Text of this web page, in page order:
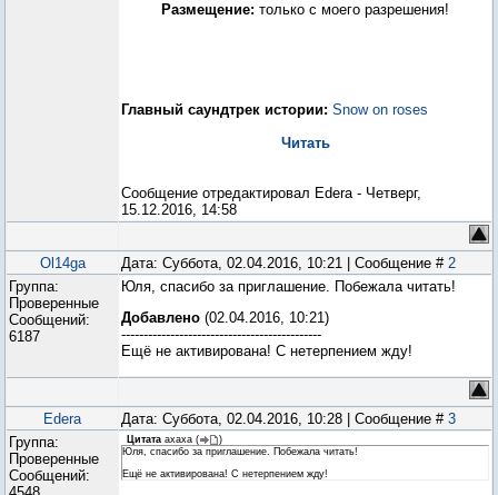
Размещение: только с моего разрешения!
Главный саундтрек истории: Snow on roses
Читать
Сообщение отредактировал Edera- Четверг,
15.12.2016, 14:58
Ol14ga Дата: Суббота, 02.04.2016, 10:21 | Сообщение # 2
Группа:
Проверенные
Сообщений:
6187
Юля, спасибо за приглашение. Побежала читать!
Добавлено (02.04.2016, 10:21)
---------------------------------------------
Ещё не активирована! С нетерпением жду!
Edera Дата: Суббота, 02.04.2016, 10:28 | Сообщение # 3
Группа:
Проверенные
Сообщений:
Цитата ахаха (
)
Юля, спасибо за приглашение. Побежала читать!
Ещё не активирована! С нетерпением жду!